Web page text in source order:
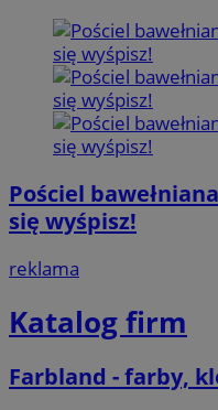
Pościel
się wyśpisz!
reklama
Katalog firm
Farbland - farby,